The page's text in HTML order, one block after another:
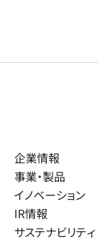
企業情報
事業・製品
イノベーション
IR情報
サステナビリティ